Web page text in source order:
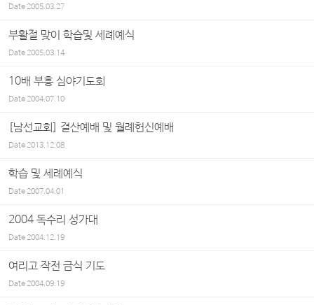
Date2005.03.27
부활절 맞이 학습및 세례예식
Date2005.03.14
10배 부흥 심야기도회
Date2004.07.10
[남선교회] 결산예배 및 월례헌신예배
Date2013.12.08
학습 및 세례예식
Date2007.04.01
2004 독수리 성가대
Date2004.12.19
여리고 작전 금식 기도
Date2004.09.19